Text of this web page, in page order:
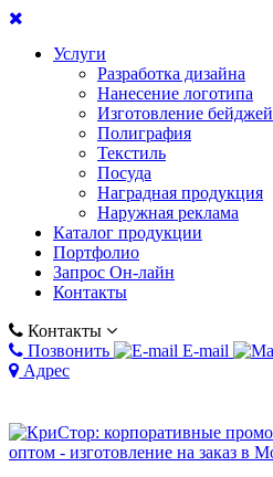
Услуги
Разработка дизайна
Нанесение логотипа
Изготовление бейджей
Полиграфия
Текстиль
Посуда
Наградная продукция
Наружная реклама
Каталог продукции
Портфолио
Запрос Он-лайн
Контакты
Контакты
Позвонить
E-mail
Адрес